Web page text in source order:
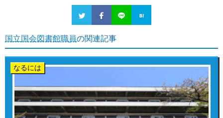
国立国会図書館職員の関連記事
なるには